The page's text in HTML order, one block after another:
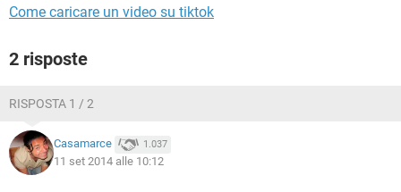
Come caricare un video su tiktok
2 risposte
RISPOSTA 1 / 2
Casamarce 1.037
11 set 2014 alle 10:12